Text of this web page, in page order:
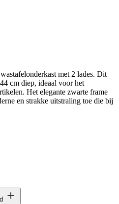
met 2 lades. Dit
cm diep, ideaal voor het
Het elegante zwarte frame
en strakke uitstraling toe die bij